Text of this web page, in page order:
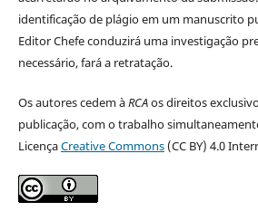
identificação de plágio em um manuscrito
Editor Chefe conduzirá uma investigação
necessário, fará a retratação.
Os autores cedem àRCAos direitos
publicação, com o trabalho
LicençaCreative Commons(CC BY) 4.0